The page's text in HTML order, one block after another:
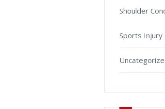
Shoulder
Sports Injury